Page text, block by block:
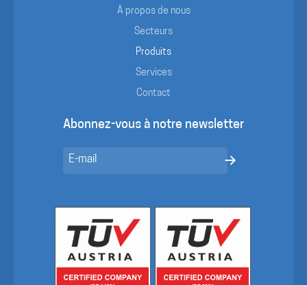
À propos de nous
Secteurs
Produits
Services
Contact
Abonnez-vous à notre newsletter